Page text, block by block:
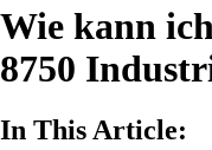
Wie kann
8750
In This Article: